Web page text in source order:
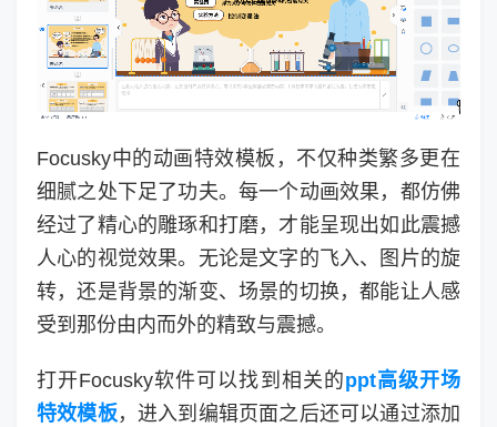
Focusky中的动画特效模板，不仅种类繁多更在
细腻之处下足了功夫。每一个动画效果，都仿佛
经过了精心的雕琢和打磨，才能呈现出如此震撼
人心的视觉效果。无论是文字的飞入、图片的旋
转，还是背景的渐变、场景的切换，都能让人感
受到那份由内而外的精致与震撼。
打开Focusky软件可以找到相关的ppt高级开场
特效模板，进入到编辑页面之后还可以通过添加